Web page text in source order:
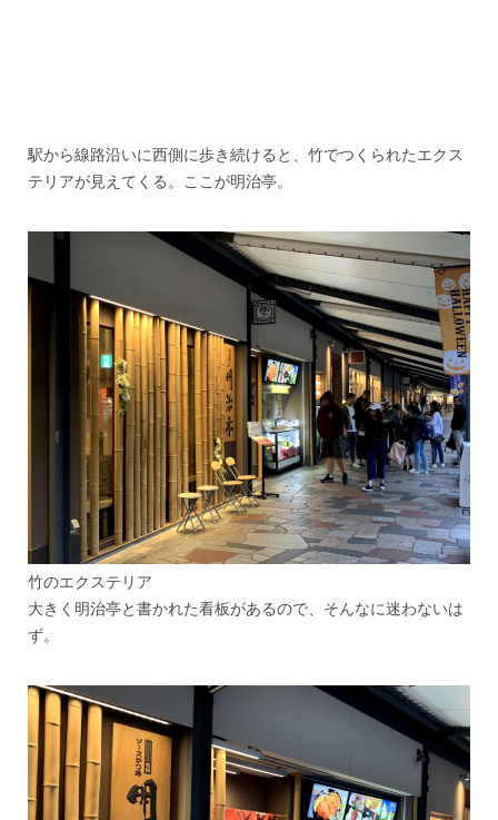
駅から線路沿いに西側に歩き続けると、竹でつくられたエクス
テリアが見えてくる。ここが明治亭。
竹のエクステリア
大きく明治亭と書かれた看板があるので、そんなに迷わないは
ず。